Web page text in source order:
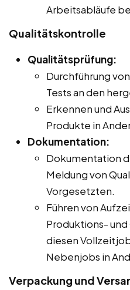
Arbeitsabläufe
Qualitätskontrolle
Qualitätsprüfung:
Durchführung
Tests an den
Erkennen und
Produkte in
Dokumentation:
Dokumentation
Meldung von
Vorgesetzten.
Führen von
Produktions-
diesen
Nebenjobs in
Verpackung und